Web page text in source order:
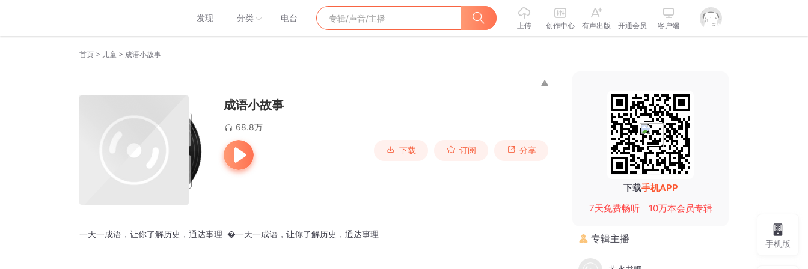
发现 分类 电台
上传 创作中心 有声出版 开通会员 客户端
首页 > 儿童 > 成语小故事
成语小故事
68.8万
下载 订阅 分享
一天一成语，让你了解历史，通达事理  �一天一成语，让你了解历史，通达事理
下载手机APP
7天免费畅听
10万本会员专辑
专辑主播 手机版